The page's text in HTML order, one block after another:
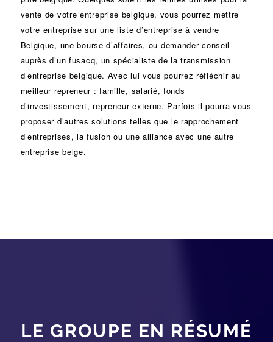
vente de votre entreprise belgique, vous pourrez mettre
votre entreprise sur une liste d’entreprise à vendre
Belgique, unebourse d’affaires, ou demander conseil
auprès d’un fusacq, un spécialiste de latransmission
d’entreprise belgique. Avec lui vous pourrez réfléchir au
meilleur repreneur :famille, salarié, fonds
d’investissement, repreneur externe. Parfois il pourra vous
proposer d’autres solutions telles que le rapprochement
d’entreprises, lafusion ou unealliance avec une autre
entreprise belge.
LE GROUPE EN RÉSUMÉ